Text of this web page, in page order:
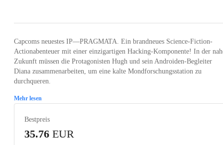
Capcoms neuestes IP—PRAGMATA. Ein brandneues Science-Fiction-
Actionabenteuer mit einer einzigartigen Hacking-Komponente! In der
Zukunft müssen die Protagonisten Hugh und sein Androiden-Begleiter
Diana zusammenarbeiten, um eine kalte Mondforschungsstation zu
durchqueren.
Mehr lesen
Bestpreis
35.76 EUR